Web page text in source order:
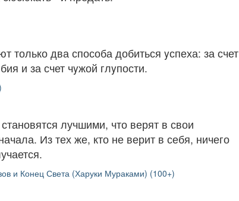
только два способа добиться yспеха: за счет
и за счет чyжой глyпости.
лучшими, что верят в свои
Из тех же, кто не верит в себя, ничего
и Конец Света (Харуки Мураками) (100+)